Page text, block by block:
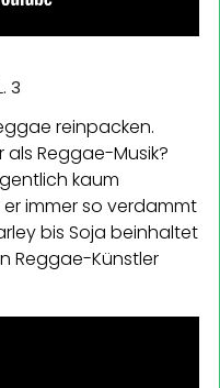
3
reinpacken.
Reggae-Musik?
kaum
immer so verdammt
bis Soja beinhaltet
Reggae-Künstler